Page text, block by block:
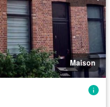
Maison